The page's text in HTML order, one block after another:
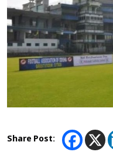
Share Post: